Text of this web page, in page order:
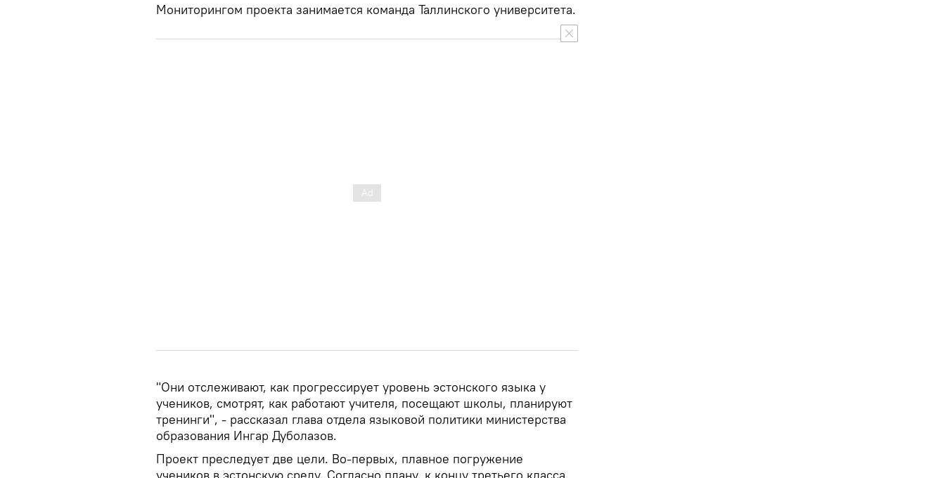
Мониторингом проекта занимается команда Таллинского университета.
"Они отслеживают, как прогрессирует уровень эстонского языка у
учеников, смотрят, как работают учителя, посещают школы, планируют
тренинги", - рассказал глава отдела языковой политики министерства
образования Ингар Дуболазов.
Проект преследует две цели. Во-первых, плавное погружение
учеников в эстонскую среду. Согласно плану, к концу третьего класса